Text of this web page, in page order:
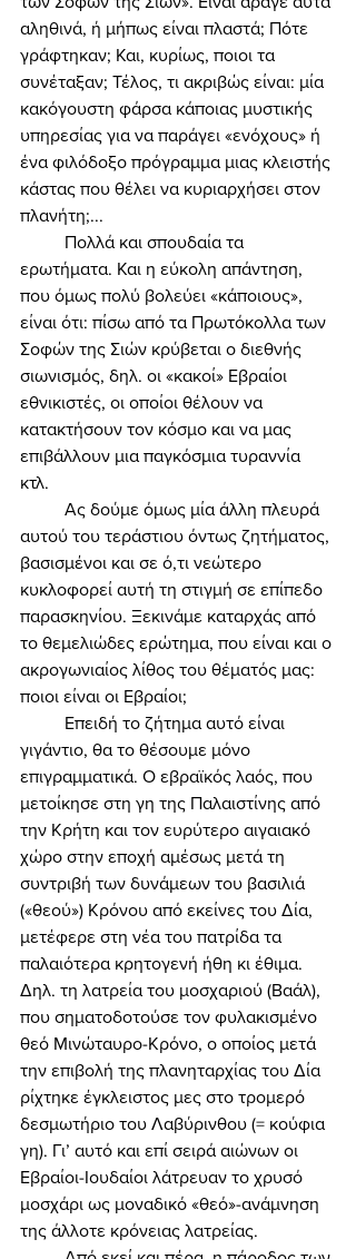
αληθινά, ή μήπως είναι πλαστά; Πότε
γράφτηκαν; Και, κυρίως, ποιοι τα
συνέταξαν; Τέλος, τι ακριβώς είναι: μία
κακόγουστη φάρσα κάποιας μυστικής
υπηρεσίας για να παράγει «ενόχους» ή
ένα φιλόδοξο πρόγραμμα μιας κλειστής
κάστας που θέλει να κυριαρχήσει στον
πλανήτη;...
ερωτήματα. Και η εύκολη απάντηση,
που όμως πολύ βολεύει «κάποιους»,
είναι ότι: πίσω από τα Πρωτόκολλα των
Σοφών της Σιών κρύβεται ο διεθνής
σιωνισμός, δηλ. οι «κακοί» Εβραίοι
εθνικιστές, οι οποίοι θέλουν να
κατακτήσουν τον κόσμο και να μας
επιβάλλουν μια παγκόσμια τυραννία
κτλ.
αυτού του τεράστιου όντως ζητήματος,
βασισμένοι και σε ό,τι νεώτερο
κυκλοφορεί αυτή τη στιγμή σε επίπεδο
παρασκηνίου. Ξεκινάμε καταρχάς από
το θεμελιώδες ερώτημα, που είναι και ο
ακρογωνιαίος λίθος του θέματός μας:
ποιοι είναι οι Εβραίοι;
γιγάντιο, θα το θέσουμε μόνο
επιγραμματικά. Ο εβραϊκός λαός, που
μετοίκησε στη γη της Παλαιστίνης από
την Κρήτη και τον ευρύτερο αιγαιακό
χώρο στην εποχή αμέσως μετά τη
συντριβή των δυνάμεων του βασιλιά
(«θεού») Κρόνου από εκείνες του Δία,
μετέφερε στη νέα του πατρίδα τα
παλαιότερα κρητογενή ήθη κι έθιμα.
Δηλ. τη λατρεία του μοσχαριού (Βαάλ),
που σηματοδοτούσε τον φυλακισμένο
θεό Μινώταυρο-Κρόνο, ο οποίος μετά
την επιβολή της πλανηταρχίας του Δία
ρίχτηκε έγκλειστος μες στο τρομερό
δεσμωτήριο του Λαβύρινθου (= κούφια
γη). Γι’ αυτό και επί σειρά αιώνων οι
Εβραίοι-Ιουδαίοι λάτρευαν το χρυσό
μοσχάρι ως μοναδικό «θεό»-ανάμνηση
της άλλοτε κρόνειας λατρείας.